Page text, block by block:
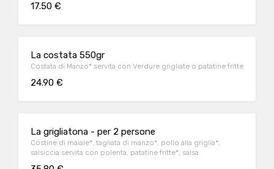
17.50 €
La costata 550gr
Costata di Manzo* servita con Verdure grigliate o patatine fritte
24.90 €
La grigliatona - per 2 persone
Costine di maiale*, tagliata di manzo*, pollo alla griglia*,
salsiccia servita con polenta, patatine fritte*, salsa